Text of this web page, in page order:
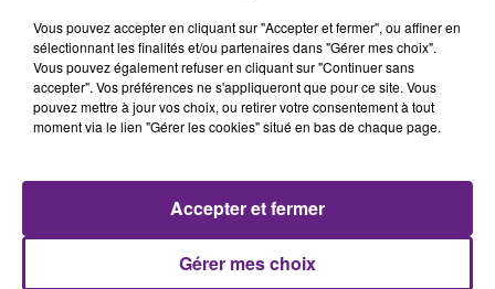
Plusieurs syndicats ont appelé à
une manifestation à cette occasion
pour protester contre la réforme de
l’assurance chômage.
Publié : 7 octobre 2021 à 12h00 par Fabrice Aubry
Vous pouvez accepter en cliquant sur "Accepter et fermer", ou affiner en
sélectionnant les finalités et/ou partenaires dans "Gérer mes choix".
Vous pouvez également refuser en cliquant sur "Continuer sans
accepter". Vos préférences ne s'appliqueront que pour ce site. Vous
pouvez mettre à jour vos choix, ou retirer votre consentement à tout
moment via le lien "Gérer les cookies" situé en bas de chaque page.
Gérer mes choix
Accepter et fermer